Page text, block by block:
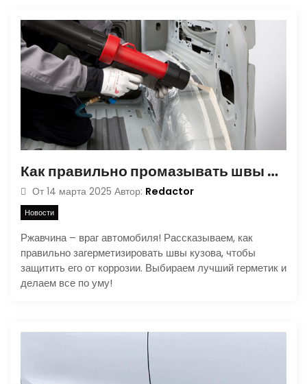
Как правильно промазывать швы на кузове автомобиля
От 14 марта 2025 Автор: Redactor
Новости
Ржавчина – враг автомобиля! Рассказываем, как
правильно загерметизировать швы кузова, чтобы
защитить его от коррозии. Выбираем лучший герметик и
делаем все по уму!